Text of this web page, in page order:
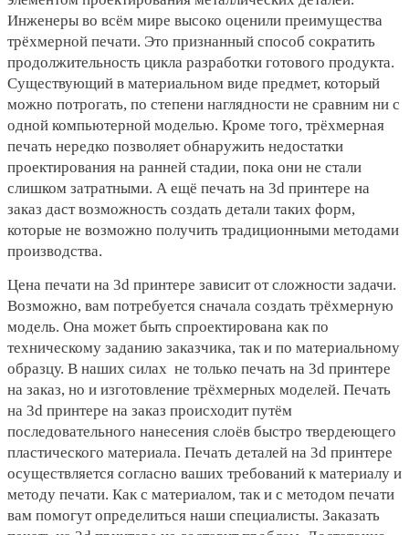
Инженеры во всём мире высоко оценили преимущества
трёхмерной печати. Это признанный способ сократить
продолжительность цикла разработки готового продукта.
Существующий в материальном виде предмет, который
можно потрогать, по степени наглядности не сравним ни с
одной компьютерной моделью. Кроме того, трёхмерная
печать нередко позволяет обнаружить недостатки
проектирования на ранней стадии, пока они не стали
слишком затратными. А ещё печать на 3d принтере на
заказ даст возможность создать детали таких форм,
которые не возможно получить традиционными методами
производства.
Цена печати на 3d принтере зависит от сложности задачи.
Возможно, вам потребуется сначала создать трёхмерную
модель. Она может быть спроектирована как по
техническому заданию заказчика, так и по материальному
образцу. В наших силах не только печать на 3d принтере
на заказ, но и изготовление трёхмерных моделей. Печать
на 3d принтере на заказ происходит путём
последовательного нанесения слоёв быстро твердеющего
пластического материала. Печать деталей на 3d принтере
осуществляется согласно ваших требований к материалу и
методу печати. Как с материалом, так и с методом печати
вам помогут определиться наши специалисты. Заказать